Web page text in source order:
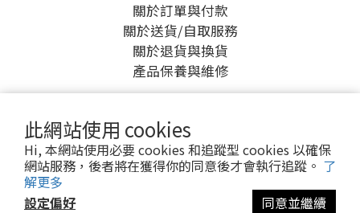
此網站使用 cookies
Hi, 本網站使用必要 cookies 和追蹤型 cookies 以確保
網站服務，後者將在獲得你的同意後才會執行追蹤。 了
解更多
設定偏好
同意並繼續
關於訂單與付款
關於送貨/自取服務
關於退貨與換貨
產品保養與維修